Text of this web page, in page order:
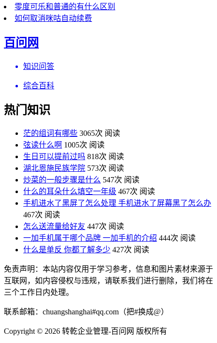
零度可乐和普通的有什么区别
如何取消咪咕自动续费
百问网
知识问答
综合百科
热门知识
茫的组词有哪些 3065次 阅读
弦读什么啊 1005次 阅读
生日可以提前过吗 818次 阅读
湖北恩施民族学院 573次 阅读
炒菜的一般步骤是什么 547次 阅读
什么的耳朵什么填空一年级 467次 阅读
手机进水了黑屏了怎么处理 手机进水了屏幕黑了怎么办
467次 阅读
怎么送流量给好友 447次 阅读
一加手机属于哪个品牌 一加手机的介绍 444次 阅读
什么是单反 你都了解多少 427次 阅读
免责声明：本站内容仅用于学习参考，信息和图片素材来源于
互联网，如内容侵权与违规，请联系我们进行删除，我们将在
三个工作日内处理。
联系邮箱：chuangshanghai#qq.com（把#换成@）
Copyright © 2026 转乾企业管理-百问网 版权所有